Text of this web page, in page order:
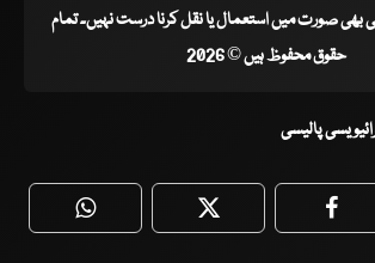
صورت میں استعمال یا نقل کرنا درست نہیں۔ تمام
حقوق محفوظ ہیں © 2026
پالیسی
WhatsApp Twitter